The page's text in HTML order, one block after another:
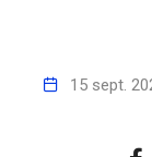
15 sept.